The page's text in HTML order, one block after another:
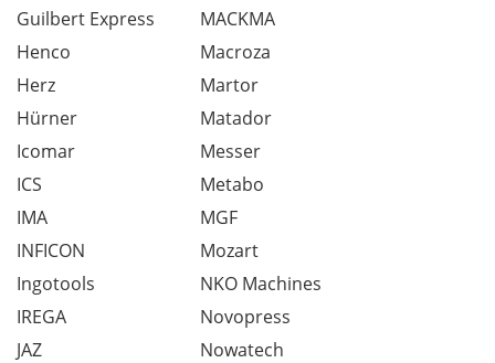
Guilbert Express
Henco
Herz
Hürner
Icomar
ICS
IMA
INFICON
Ingotools
IREGA
JAZ
MACKMA
Macroza
Martor
Matador
Messer
Metabo
MGF
Mozart
NKO Machines
Novopress
Nowatech